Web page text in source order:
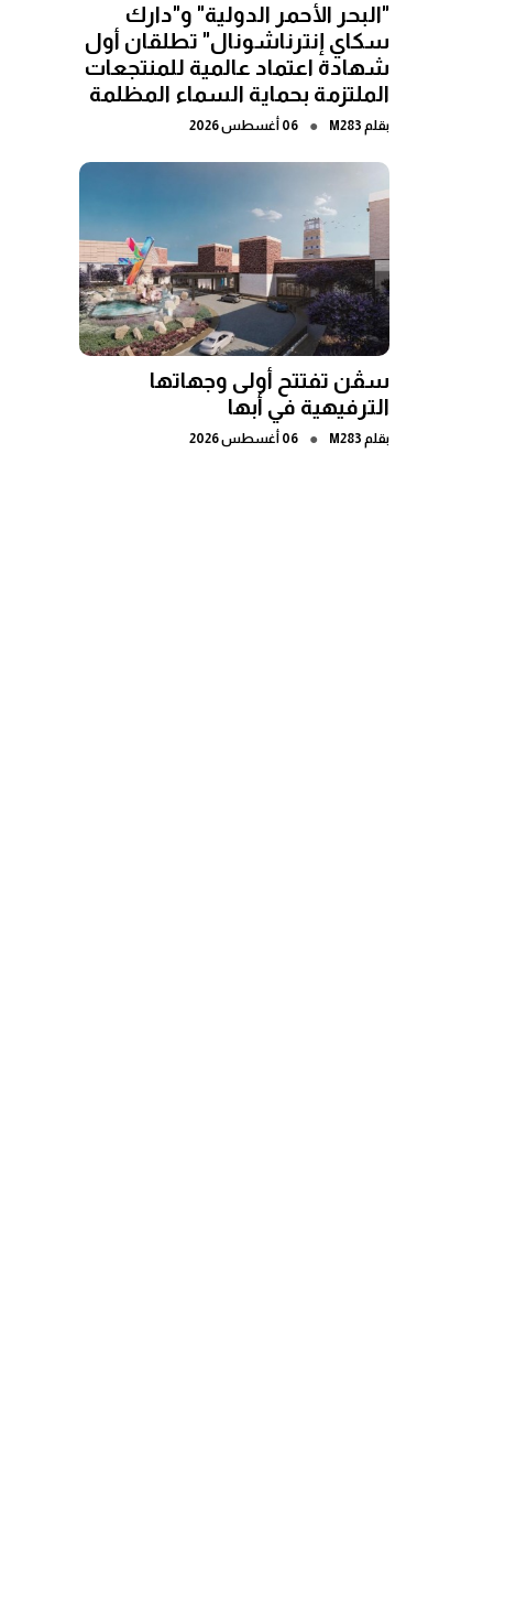
"البحر الأحمر الدولية" و"دارك
سكاي إنترناشونال" تطلقان أول
شهادة اعتماد عالمية للمنتجعات
الملتزمة بحماية السماء المظلمة
بقلم M283
● 06 أغسطس 2026
سڤن تفتتح أولى وجهاتها
الترفيهية في أبها
بقلم M283
● 06 أغسطس 2026